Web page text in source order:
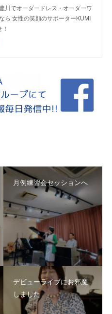
でオーダードレス・オーダーワ
ら 女性の笑顔のサポーターKUMI
月例練習会セッションへ
デビューライブにお邪魔
しました